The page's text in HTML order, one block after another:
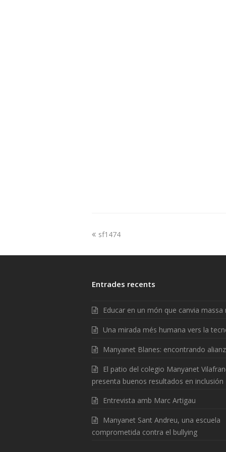
sf1474
Entrades recents
Educar en un món que canvia massa
Una mirada més humana vers la
Manyanet Blanes: encontrando
El patio del colegio Manyanet
presenta buenos resultados en inclusión
Entrevista amb Marc Artigau
Manyanet Sant Andreu, una escuela
comprometida contra el bullying